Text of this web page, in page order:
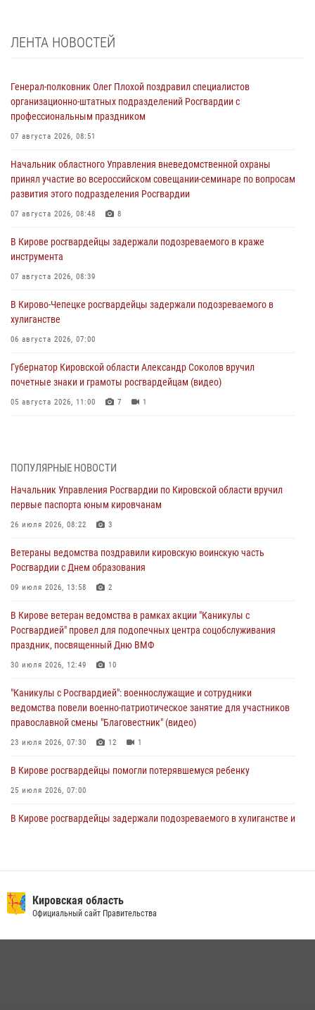
ЛЕНТА НОВОСТЕЙ
Генерал-полковник Олег Плохой поздравил специалистов
организационно-штатных подразделений Росгвардии с
профессиональным праздником
07 августа 2026, 08:51
Начальник областного Управления вневедомственной охраны
принял участие во всероссийском совещании-семинаре по вопросам
развития этого подразделения Росгвардии
07 августа 2026, 08:48 8
В Кирове росгвардейцы задержали подозреваемого в краже
инструмента
07 августа 2026, 08:39
В Кирово-Чепецке росгвардейцы задержали подозреваемого в
хулиганстве
06 августа 2026, 07:00
Губернатор Кировской области Александр Соколов вручил
почетные знаки и грамоты росгвардейцам (видео)
05 августа 2026, 11:00 7 1
04 августа 2026, 09:30
В Кирове росгвардейцы задержали подозреваемого в грабеже
03 августа 2026, 09:01
митинге в честь Дня воздушно-десантных войск
03 августа 2026, 08:45
магазина
02 августа 2026, 07:00
1 августа – День дежурной службы войск национальной гвардии
01 августа 2026, 09:39
ПОПУЛЯРНЫЕ НОВОСТИ
Начальник Управления Росгвардии по Кировской области вручил
первые паспорта юным кировчанам
26 июля 2026, 08:22 3
Ветераны ведомства поздравили кировскую воинскую часть
Росгвардии с Днем образования
09 июля 2026, 13:58 2
В Кирове ветеран ведомства в рамках акции "Каникулы с
Росгвардией" провел для подопечных центра соцобслуживания
праздник, посвященный Дню ВМФ
30 июля 2026, 12:49 10
"Каникулы с Росгвардией": военнослужащие и сотрудники
ведомства повели военно-патриотическое занятие для участников
православной смены "Благовестник" (видео)
23 июля 2026, 07:30 12 1
В Кирове росгвардейцы помогли потерявшемуся ребенку
25 июля 2026, 07:00
В Кирове росгвардейцы задержали подозреваемого в хулиганстве и
вневедомственную охрану и поступления в ведомственные вузы
22 июля 2026, 14:51 1 2
Кировская область
Официальный сайт Правительства